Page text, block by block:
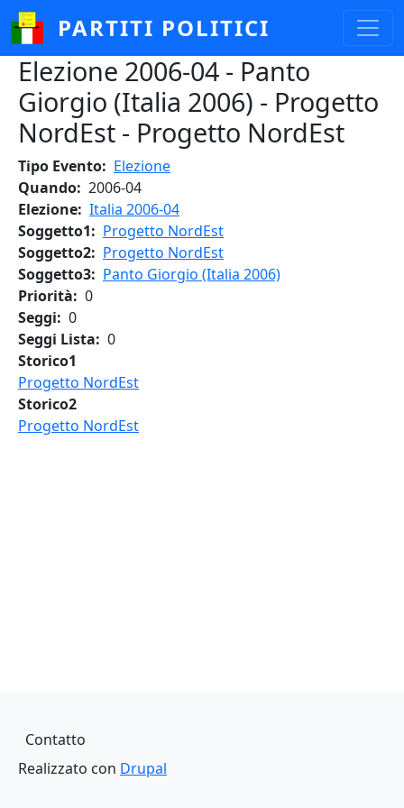
Salta al contenuto principale
PARTITI POLITICI
Elezione 2006-04 - Panto
Giorgio (Italia 2006) - Progetto
NordEst - Progetto NordEst
Tipo Evento
Elezione
Quando 2006-04
Elezione Italia 2006-04
Soggetto1
Progetto NordEst
Soggetto2
Progetto NordEst
Soggetto3
Panto Giorgio (Italia 2006)
Priorità
0
Seggi
0
Seggi Lista
0
Storico1
Progetto NordEst
Storico2
Progetto NordEst
Piè di pagina
Contatto
Realizzato con Drupal